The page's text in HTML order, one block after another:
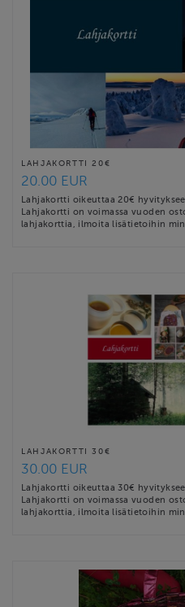
LAHJAKORTTI 20€
20.00 EUR
Lahjakortti oikeuttaa 20€
Lahjakortti on voimassa vuoden
lahjakorttia, ilmoita lisätietoihin
LAHJAKORTTI 30€
30.00 EUR
Lahjakortti oikeuttaa 30€
Lahjakortti on voimassa vuoden
lahjakorttia, ilmoita lisätietoihin